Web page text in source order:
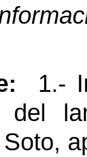
1.-